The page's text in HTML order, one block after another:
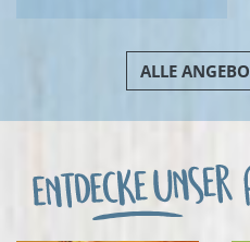
ALLE